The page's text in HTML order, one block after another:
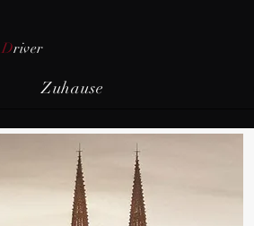
Driver
Zuhause